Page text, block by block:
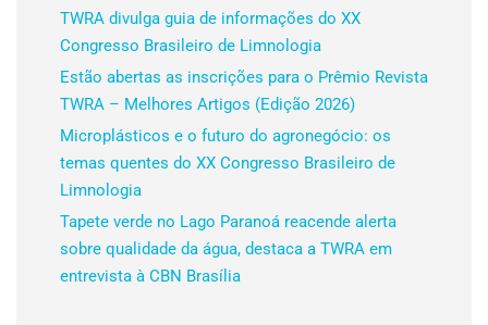
TWRA divulga guia de informações do XX
Congresso Brasileiro de Limnologia
Estão abertas as inscrições para o Prêmio Revista
TWRA – Melhores Artigos (Edição 2026)
Microplásticos e o futuro do agronegócio: os
temas quentes do XX Congresso Brasileiro de
Limnologia
Tapete verde no Lago Paranoá reacende alerta
sobre qualidade da água, destaca a TWRA em
entrevista à CBN Brasília